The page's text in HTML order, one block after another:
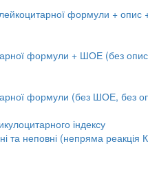
лейкоцитарної формули +
формули + ШОЕ (без
формули (без ШОЕ, без
індексу
та неповні (непряма реакція